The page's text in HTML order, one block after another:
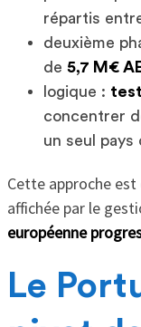
répartis
deuxième
de 5,7 M€
logique :
concentrer
un seul pays
Cette approche
affichée par le
européenne
Le